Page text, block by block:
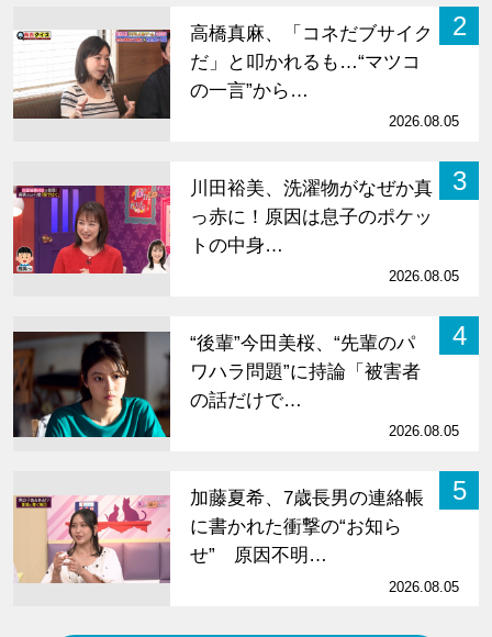
2
高橋真麻、「コネだブサイク
だ」と叩かれるも…“マツコ
の一言”から…
2026.08.05
3
川田裕美、洗濯物がなぜか真
っ赤に！原因は息子のポケッ
トの中身…
2026.08.05
4
“後輩”今田美桜、“先輩のパ
ワハラ問題”に持論「被害者
の話だけで…
2026.08.05
5
加藤夏希、7歳長男の連絡帳
に書かれた衝撃の“お知ら
せ” 原因不明…
2026.08.05